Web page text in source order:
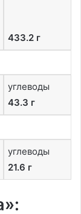
433.2 г
углеводы
43.3 г
углеводы
21.6 г